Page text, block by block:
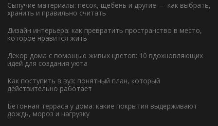
Сыпучие материалы: песок, щебень и другие — как выбрать,
хранить и правильно считать
Дизайн интерьера: как превратить пространство в место,
которое нравится жить
Декор дома с помощью живых цветов: 10 вдохновляющих
идей для создания уюта
Как поступить в вуз: понятный план, который
действительно работает
Бетонная терраса у дома: какие покрытия выдерживают
дождь, мороз и нагрузку